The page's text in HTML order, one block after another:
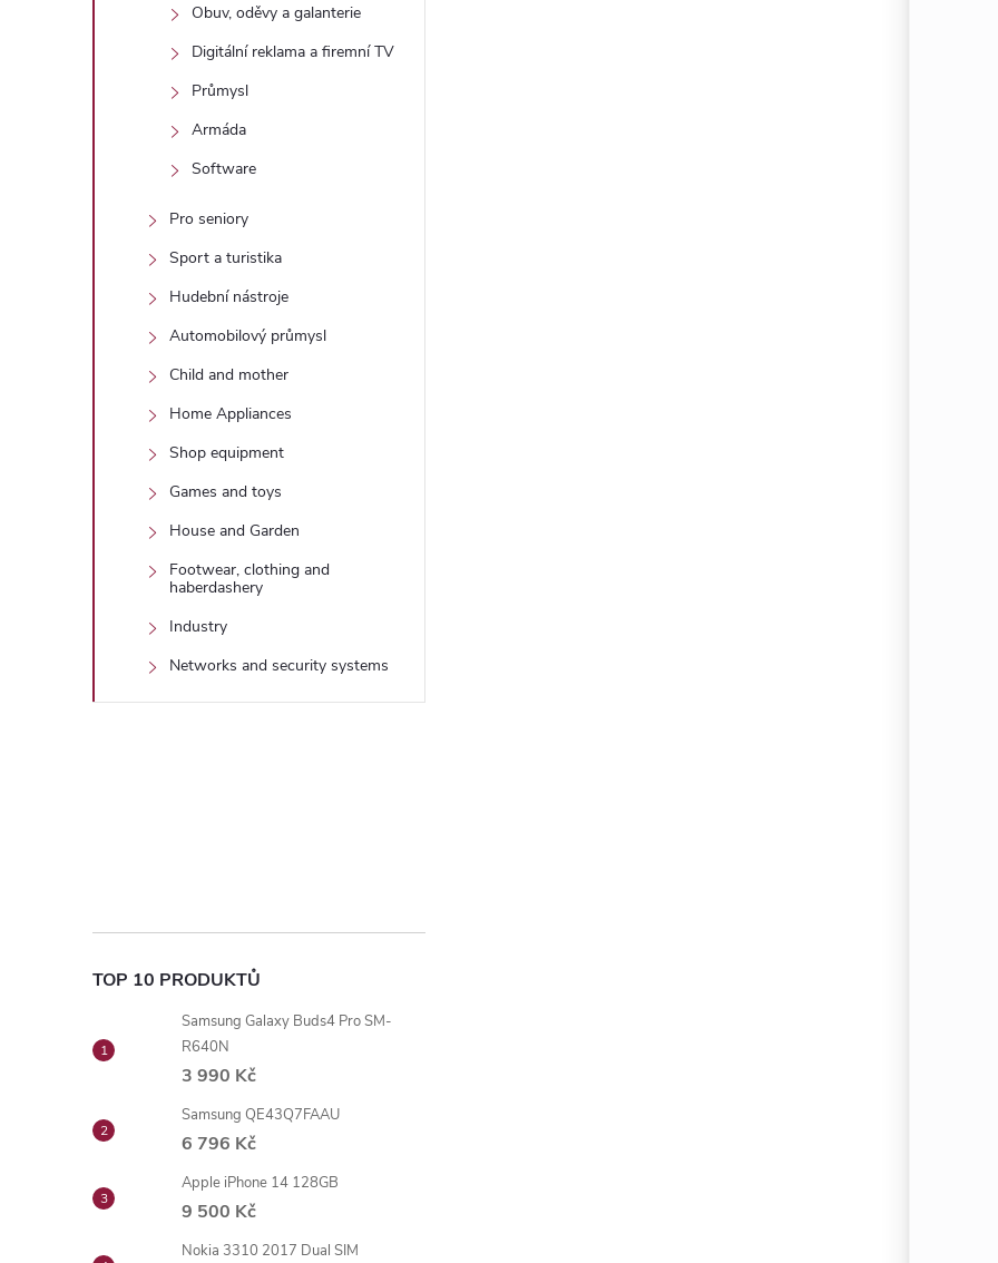
Obuv, oděvy a galanterie
Digitální reklama a firemní TV
Průmysl
Armáda
Software
Pro seniory
Sport a turistika
Hudební nástroje
Automobilový průmysl
Child and mother
Home Appliances
Shop equipment
Games and toys
House and Garden
Footwear, clothing and
haberdashery
Industry
Networks and security systems
TOP 10 PRODUKTŮ
Samsung Galaxy Buds4 Pro SM-
R640N
3 990 Kč
Samsung QE43Q7FAAU
6 796 Kč
Apple iPhone 14 128GB
9 500 Kč
Nokia 3310 2017 Dual SIM